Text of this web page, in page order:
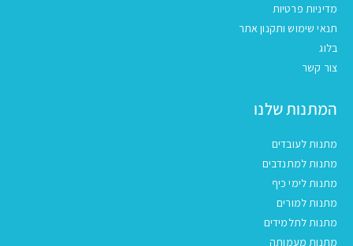
מדיניות פרטיות
תנאי שימוש ותקנון אתר
בלוג
צור קשר
המתנות שלנו
מתנות לעובדים
מתנות למתנדבים
מתנות לימי כיף
מתנות למורים
מתנות לתלמידים
מתנות מעמותה